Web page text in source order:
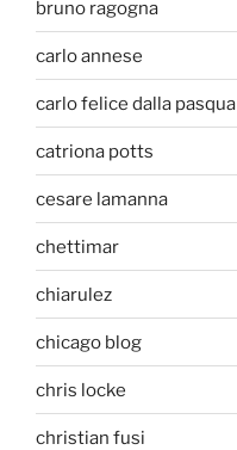
bruno ragogna
carlo annese
carlo felice dalla pasqua
catriona potts
cesare lamanna
chettimar
chiarulez
chicago blog
chris locke
christian fusi